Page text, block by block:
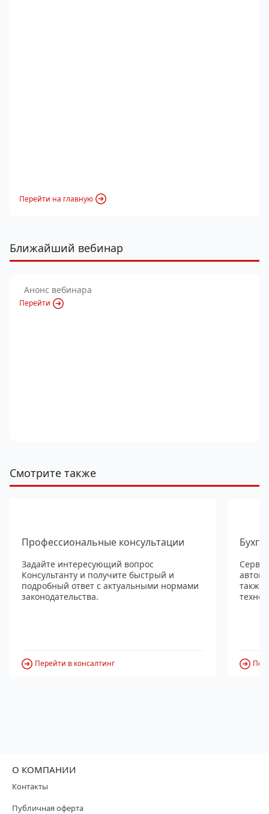
Перейти на главную
Ближайший вебинар
Анонс вебинара
Перейти
Смотрите также
Профессиональные консультации
Задайте интересующий вопрос
Консультанту и получите быстрый и
подробный ответ с актуальными нормами
законодательства.
Перейти в консалтинг
также
О КОМПАНИИ
Контакты
Публичная оферта